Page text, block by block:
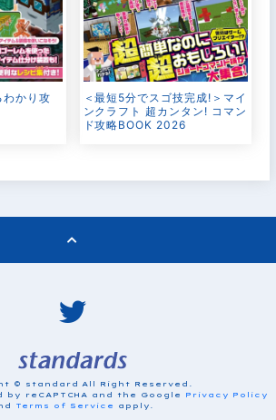
わかり攻
＜最短5分でスゴ技完成!＞マイ
ンクラフト 超カンタン! コマン
ド攻略BOOK 2026
© standard All Right Reserved.
reCAPTCHA and the Google
Privacy Policy
Terms of Service apply.